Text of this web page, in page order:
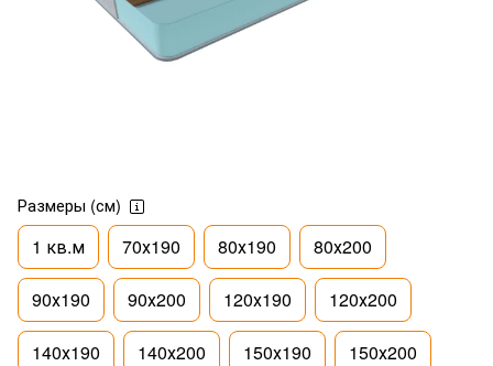
Размеры (см)
1 кв.м 70х190 80х190 80х200
90х190 90х200 120х190 120х200
140х190 140х200 150х190 150х200